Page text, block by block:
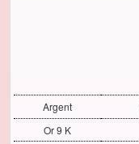
Argent
Or 9 K